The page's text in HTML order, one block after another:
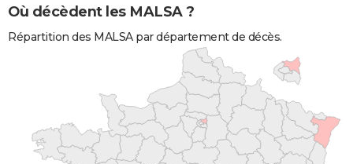
Où décèdent les MALSA ?
Répartition des MALSA par département de décès.